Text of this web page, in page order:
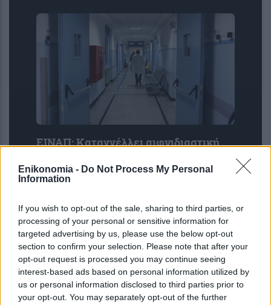
Enikonomia - Do Not Process My Personal
Information
If you wish to opt-out of the sale, sharing to third parties, or
processing of your personal or sensitive information for
targeted advertising by us, please use the below opt-out
section to confirm your selection. Please note that after your
opt-out request is processed you may continue seeing
interest-based ads based on personal information utilized by
us or personal information disclosed to third parties prior to
your opt-out. You may separately opt-out of the further
ΕΙΝΑΠ: Καταγγέλλει αιφνιδιαστική
του Σισμανογλείου